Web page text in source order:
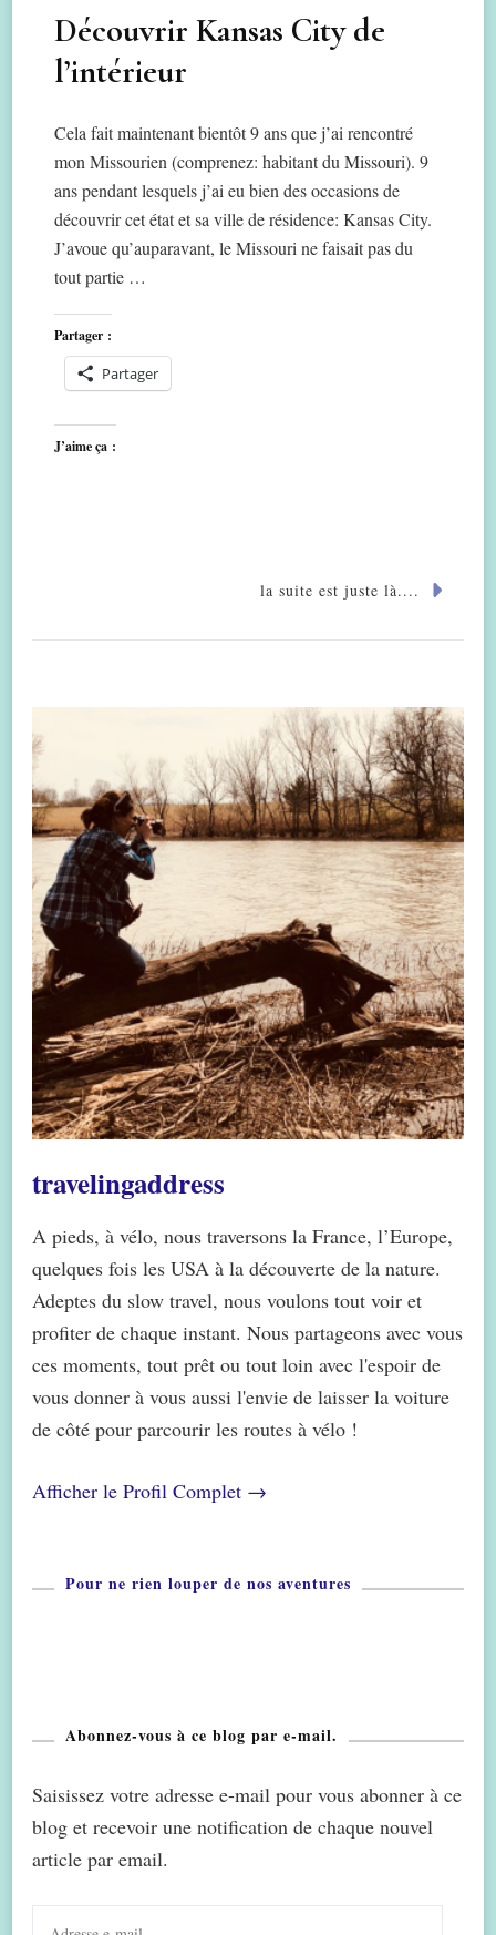
Découvrir Kansas City de
l’intérieur
Cela fait maintenant bientôt 9 ans que j’ai rencontré
mon Missourien (comprenez: habitant du Missouri). 9
ans pendant lesquels j’ai eu bien des occasions de
découvrir cet état et sa ville de résidence: Kansas City.
J’avoue qu’auparavant, le Missouri ne faisait pas du
tout partie …
Partager :
Partager
J’aime ça :
la suite est juste là....
travelingaddress
A pieds, à vélo, nous traversons la France, l’Europe,
quelques fois les USA à la découverte de la nature.
Adeptes du slow travel, nous voulons tout voir et
profiter de chaque instant. Nous partageons avec vous
ces moments, tout prêt ou tout loin avec l'espoir de
vous donner à vous aussi l'envie de laisser la voiture
de côté pour parcourir les routes à vélo !
Afficher le Profil Complet →
Pour ne rien louper de nos aventures
Abonnez-vous à ce blog par e-mail.
Saisissez votre adresse e-mail pour vous abonner à ce
blog et recevoir une notification de chaque nouvel
article par email.